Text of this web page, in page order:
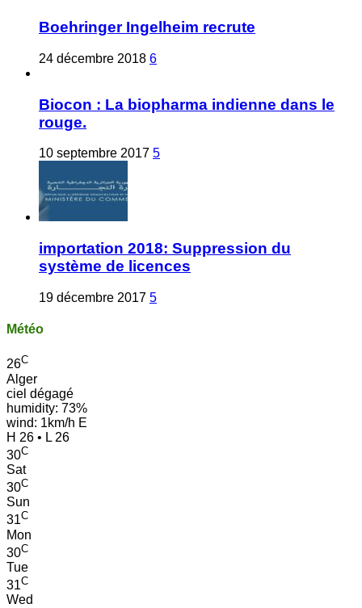
Boehringer Ingelheim recrute
24 décembre 2018 6
Biocon : La biopharma indienne dans le
rouge.
10 septembre 2017 5
importation 2018: Suppression du
système de licences
19 décembre 2017 5
Météo
26C
Alger
ciel dégagé
humidity: 73%
wind: 1km/h E
H 26 • L 26
30C
Sat
30C
Sun
31C
Mon
30C
Tue
31C
Wed